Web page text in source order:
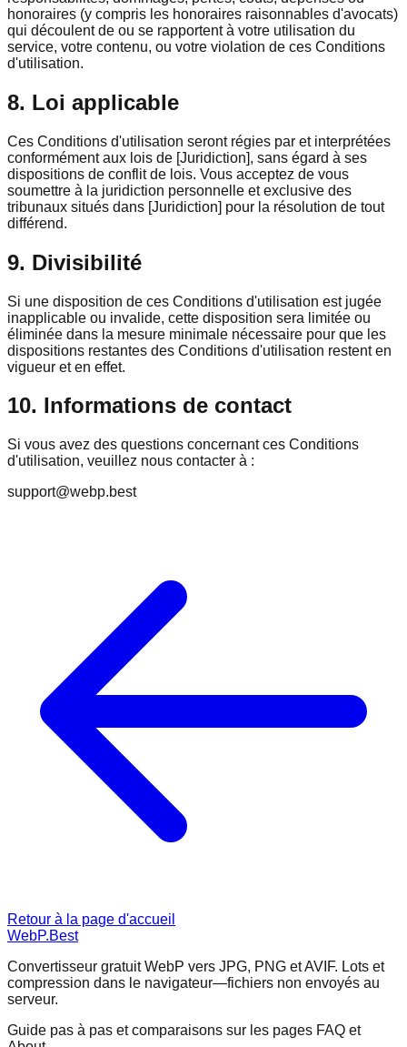
honoraires (y compris les honoraires raisonnables d'avocats)
qui découlent de ou se rapportent à votre utilisation du
service, votre contenu, ou votre violation de ces Conditions
d'utilisation.
8. Loi applicable
Ces Conditions d'utilisation seront régies par et interprétées
conformément aux lois de [Juridiction], sans égard à ses
dispositions de conflit de lois. Vous acceptez de vous
soumettre à la juridiction personnelle et exclusive des
tribunaux situés dans [Juridiction] pour la résolution de tout
différend.
9. Divisibilité
Si une disposition de ces Conditions d'utilisation est jugée
inapplicable ou invalide, cette disposition sera limitée ou
éliminée dans la mesure minimale nécessaire pour que les
dispositions restantes des Conditions d'utilisation restent en
vigueur et en effet.
10. Informations de contact
Si vous avez des questions concernant ces Conditions
d'utilisation, veuillez nous contacter à :
support@webp.best
Retour à la page d'accueil
WebP.Best
Convertisseur gratuit WebP vers JPG, PNG et AVIF. Lots et
compression dans le navigateur—fichiers non envoyés au
serveur.
Guide pas à pas et comparaisons sur les pages FAQ et